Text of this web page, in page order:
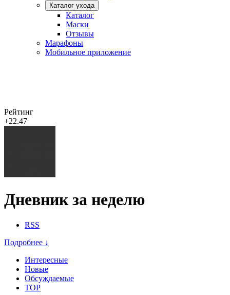
Каталог ухода
Каталог
Маски
Отзывы
Марафоны
Мобильное приложение
Рейтинг
+22.47
Дневник за неделю
RSS
Подробнее ↓
Интересные
Новые
Обсуждаемые
TOP